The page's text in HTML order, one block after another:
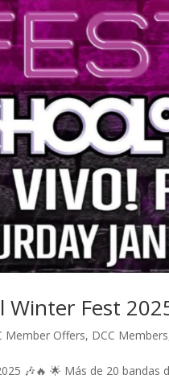
Winter Fest
Member Offers, DCC Members
🎶🔥 🌟 Más de 20